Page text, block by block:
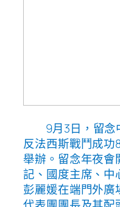
9月3日，留
反法西斯戰鬥成
舉辦。留念年夜會
記、國度主席、中
彭麗媛在端門外